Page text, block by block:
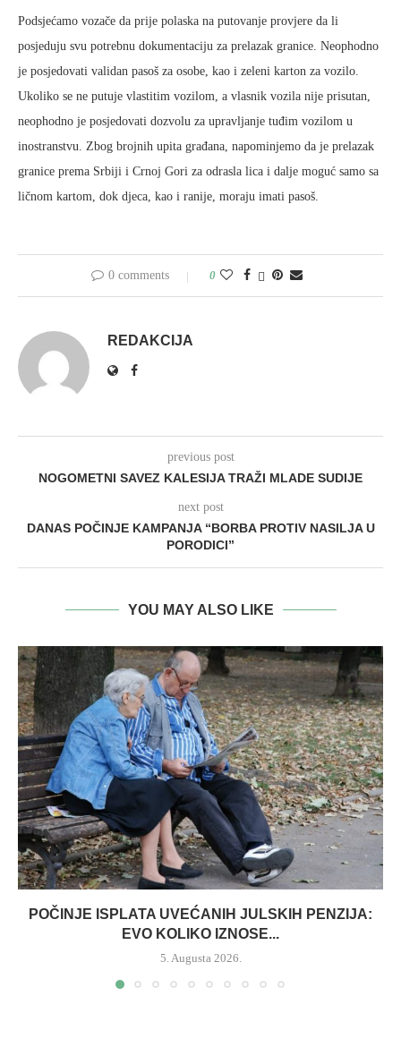
Podsjećamo vozače da prije polaska na putovanje provjere da li
posjeduju svu potrebnu dokumentaciju za prelazak granice. Neophodno
je posjedovati validan pasoš za osobe, kao i zeleni karton za vozilo.
Ukoliko se ne putuje vlastitim vozilom, a vlasnik vozila nije prisutan,
neophodno je posjedovati dozvolu za upravljanje tuđim vozilom u
inostranstvu. Zbog brojnih upita građana, napominjemo da je prelazak
granice prema Srbiji i Crnoj Gori za odrasla lica i dalje moguć samo sa
ličnom kartom, dok djeca, kao i ranije, moraju imati pasoš.
0 comments 0
REDAKCIJA
previous post
NOGOMETNI SAVEZ KALESIJA TRAŽI MLADE SUDIJE
next post
DANAS POČINJE KAMPANJA “BORBA PROTIV NASILJA U
PORODICI”
YOU MAY ALSO LIKE
POČINJE ISPLATA UVEĆANIH JULSKIH PENZIJA:
EVO KOLIKO IZNOSE...
5. Augusta 2026.